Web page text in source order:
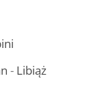
- Libiąż